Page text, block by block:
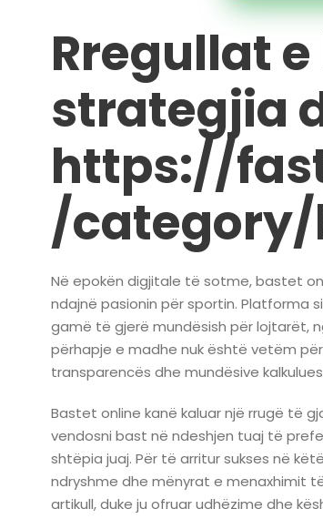
Rregullat
strategjia
https://
/
Në epokën digjitale të sotme, bastet
ndajnë pasionin për sportin. Platforma
gamë të gjerë mundësish për lojtarët,
përhapje e madhe nuk është vetëm
transparencës dhe mundësive
Bastet online kanë kaluar një rrugë të
vendosni bast në ndeshjen tuaj të
shtëpia juaj. Për të arritur sukses në
ndryshme dhe mënyrat e menaxhimit
artikull, duke ju ofruar udhëzime dhe